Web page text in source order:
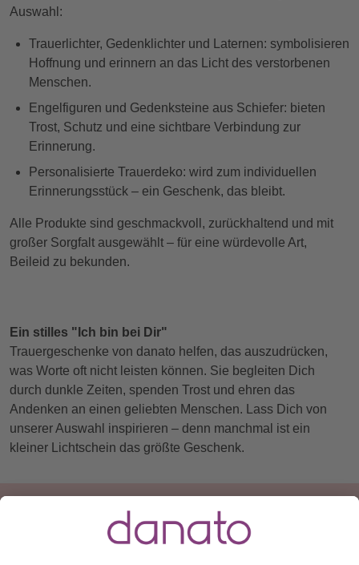
Auswahl:
Trauerlichter, Gedenklichter und Laternen: symbolisieren
Hoffnung und erinnern an das Licht des verstorbenen
Menschen.
Engelfiguren und Gedenksteine aus Schiefer: bieten
Trost, Schutz und eine sichtbare Verbindung zur
Erinnerung.
Personalisierte Trauerdeko: wird zum individuellen
Erinnerungsstück – ein Geschenk, das bleibt.
Alle Produkte sind geschmackvoll, zurückhaltend und mit
großer Sorgfalt ausgewählt – für eine würdevolle Art,
Beileid zu bekunden.
Ein stilles "Ich bin bei Dir"
Trauergeschenke von danato helfen, das auszudrücken,
was Worte oft nicht leisten können. Sie begleiten Dich
durch dunkle Zeiten, spenden Trost und ehren das
Andenken an einen geliebten Menschen. Lass Dich von
unserer Auswahl inspirieren – denn manchmal ist ein
kleiner Lichtschein das größte Geschenk.
Du hast eine Frage?
+49 (0) 511 51 56 0300